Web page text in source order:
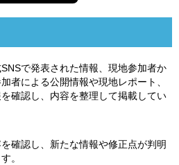
で発表された情報、現地参加者か
者による公開情報や現地レポート、
確認し、内容を整理して掲載してい
確認し、新たな情報や修正点が判明
。